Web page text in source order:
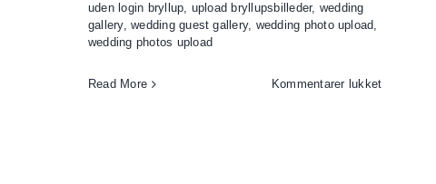
uden login bryllup, upload bryllupsbilleder, wedding
gallery,wedding guest gallery, wedding photo upload,
wedding photos upload
Read More Kommentarer lukkettil